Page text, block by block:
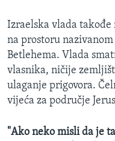
Izraelska vlada takođe
na prostoru
Betlehema. Vlada
vlasnika, ničije
ulaganje prigovora.
vijeća za područje
"Ako neko misli da je